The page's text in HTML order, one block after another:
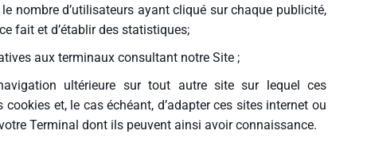
nombre d’utilisateurs ayant cliqué sur chaque publicité,
fait et d’établir des statistiques;
aux terminaux consultant notre Site ;
ultérieure sur tout autre site sur lequel ces
et, le cas échéant, d’adapter ces sites internet ou
Terminal dont ils peuvent ainsi avoir connaissance.